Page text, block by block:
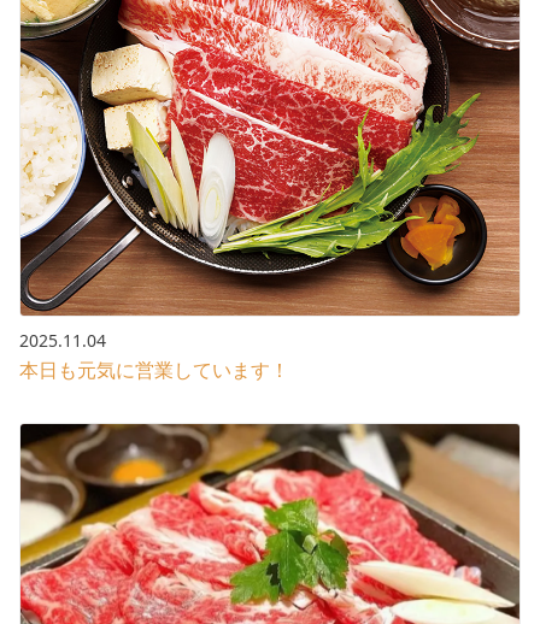
2025.11.04
本日も元気に営業しています！